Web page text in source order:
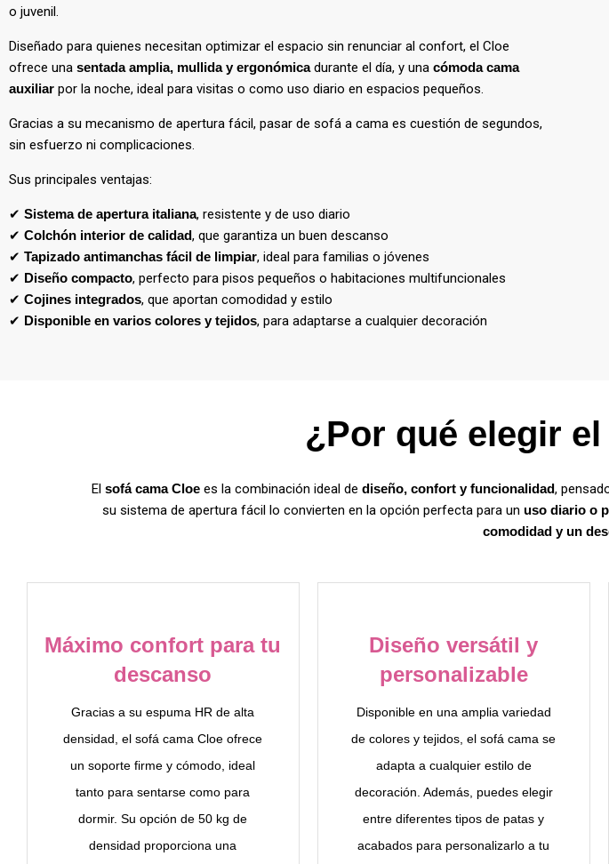
o juvenil.
Diseñado para quienes necesitan optimizar el espacio sin renunciar al confort, el Cloe
ofrece una sentada amplia, mullida y ergonómicadurante el día, y una cómoda cama
auxiliar por la noche, ideal para visitas o como uso diario en espacios pequeños.
Gracias a su mecanismo de apertura fácil, pasar de sofá a cama es cuestión de segundos,
sin esfuerzo ni complicaciones.
Sus principales ventajas:
✔ Sistema de apertura italiana, resistente y de uso diario
✔ Colchón interior de calidad, que garantiza un buen descanso
✔ Tapizado antimanchas fácil de limpiar, ideal para familias o jóvenes
✔ Diseño compacto, perfecto para pisos pequeños o habitaciones multifuncionales
✔ Cojines integrados, que aportan comodidad y estilo
✔ Disponible en varios colores y tejidos, para adaptarse a cualquier decoración
¿Por qué elegir
El sofá cama Cloees la combinación ideal de diseño, confort y funcionalidad,
su sistema de apertura fácil lo convierten en la opción perfecta para un uso diario o
comodidad y un
Máximo confort para tu
descanso
Gracias a su espuma HR de alta
densidad, el sofá cama Cloe ofrece
un soporte firme y cómodo, ideal
tanto para sentarse como para
dormir. Su opción de 50 kg de
densidad proporciona una
Diseño versátil y
personalizable
Disponible en una amplia variedad
de colores y tejidos, el sofá cama se
adapta a cualquier estilo de
decoración. Además, puedes elegir
entre diferentes tipos de patas y
acabados para personalizarlo a tu